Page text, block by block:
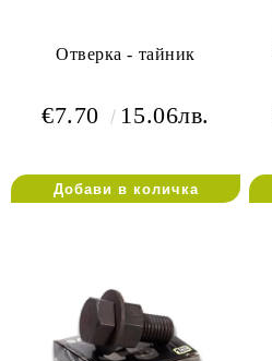
Отверка - тайник
€7.70 15.06лв.